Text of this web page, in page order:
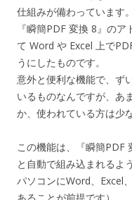
仕組みが備わっています。
『瞬簡PDF 変換 8』の
て Word や Excel 上で
うにしたものです。
意外と便利な機能で、ず
いるものなんですが、あ
か、使われている方は少
この機能は、『瞬簡PDF
と自動で組み込まれるよ
パソコンにWord、Excel